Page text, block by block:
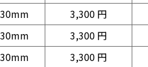
30mm 3,300 円
30mm 3,300 円
30mm 3,300 円